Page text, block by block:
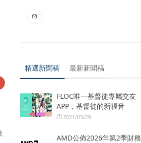
精選新聞稿 最新新聞稿
FLOC唯一基督徒專屬交友
APP，基督徒的新福音
2021/03/29
AMD公佈2026年第2季財務